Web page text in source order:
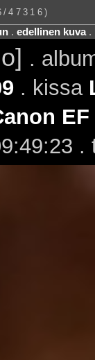
47316)
. edellinen kuva.
.
. kissa
.